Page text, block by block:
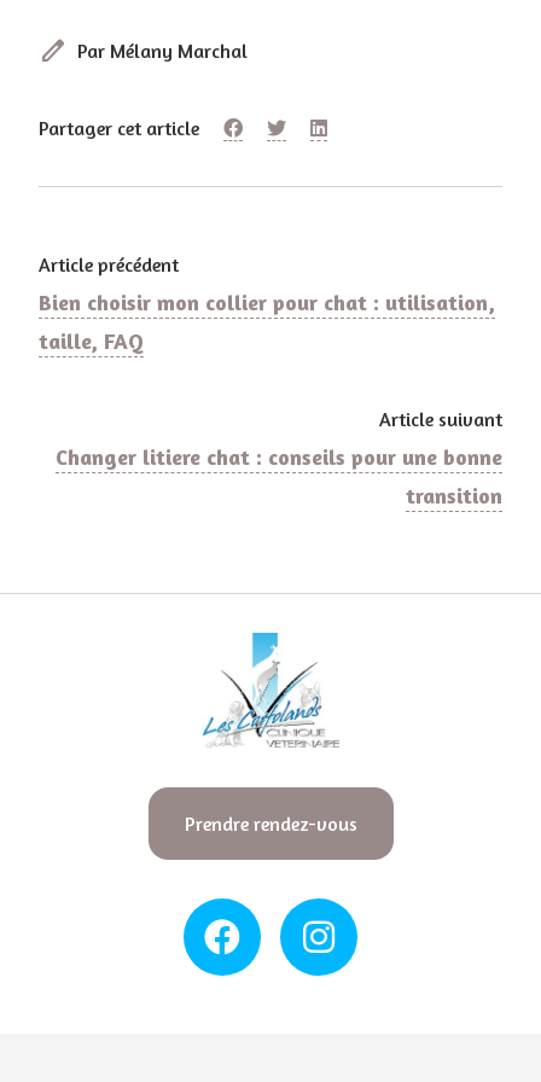
edit Par Mélany Marchal
Partager cet article
Article précédent
Bien choisir mon collier pour chat : utilisation,
taille, FAQ
Article suivant
Changer litiere chat : conseils pour une bonne
transition
Prendre rendez-vous